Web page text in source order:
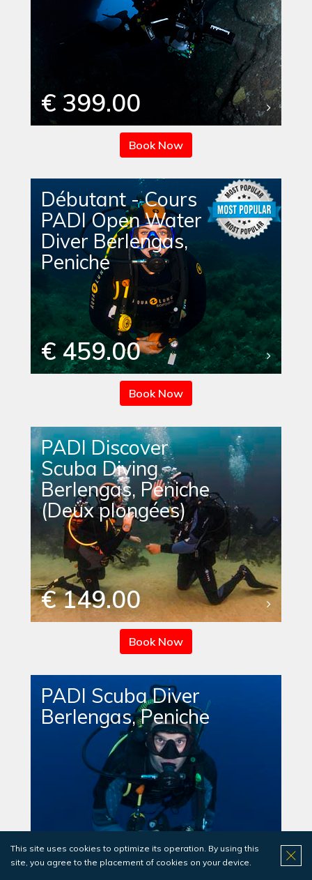
€ 399.00
Book Now
Débutant - Cours
PADI Open Water
Diver Berlengas,
Peniche
€ 459.00
Book Now
PADI Discover
Scuba Diving
Berlengas, Peniche
(Deux plongées)
€ 149.00
Book Now
PADI Scuba Diver
Berlengas, Peniche
€ 329.00
This site uses cookies to optimize its operation. By using this
site, you agree to the placement of cookies on your device.